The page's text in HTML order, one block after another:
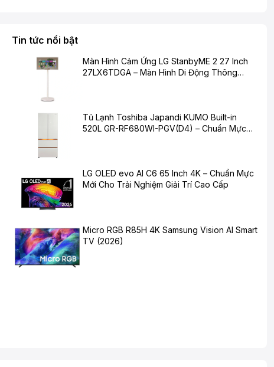
Tin tức nổi bật
Màn Hình Cảm Ứng LG StanbyME 2 27 Inch
27LX6TDGA – Màn Hình Di Động Thông
Tủ Lạnh Toshiba Japandi KUMO Built-in
520L GR-RF680WI-PGV(D4) – Chuẩn Mực
LG OLED evo AI C6 65 Inch 4K – Chuẩn Mực
Mới Cho Trải Nghiệm Giải Trí Cao Cấp
Micro RGB R85H 4K Samsung Vision AI Smart
TV (2026)